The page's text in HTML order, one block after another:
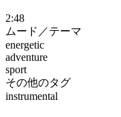
2:48
ムード／テーマ
energetic
adventure
sport
その他のタグ
instrumental